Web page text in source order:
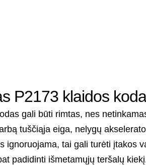
P2173 klaidos
gali būti rimtas, nes
tuščiąja eiga, nelygų
ignoruojama, tai gali turėti įtakos
padidinti išmetamųjų teršalų